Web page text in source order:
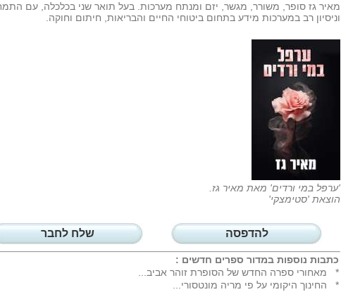
מאיר גז סופר, משורר, מגשר, יזם ומנתח מערכות. בעל תואר שני בכלכלה, עם
וניסיון רב במערכות מידע בתחום ביטוחי החיים והבריאות, חיתום וחוקה.
'ערפל במי ורדים' מאת מאיר גז.
הוצאת 'סטימצקי'
שלח לחבר להדפסה
כתבות נוספות במדור ספרים חדשים :
* מאחורי ספרה החדש של הסופרת זוהר אביב...
* החינוך היקומי על פי מריה מונטסורי...